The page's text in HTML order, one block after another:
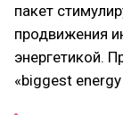
пакет
продвижения
энергетикой.
«biggest